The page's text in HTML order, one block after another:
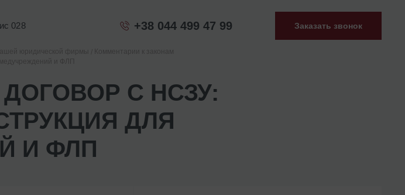
028 +38 044 499 47 99 Заказать звонок
С НСЗУ:
ДЛЯ
И ФЛП